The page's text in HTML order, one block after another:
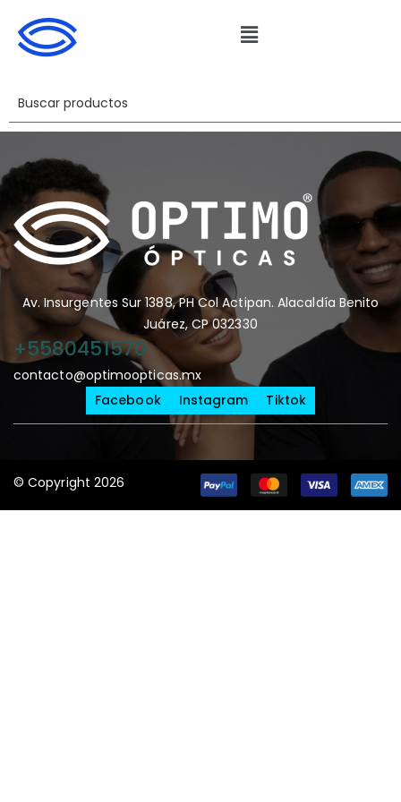
Av. Insurgentes Sur 1388, PH Col Actipan. Alacaldía Benito
Juárez, CP 032330
+5580451570
contacto@optimoopticas.mx
Facebook
Instagram Tiktok
© Copyright 2026